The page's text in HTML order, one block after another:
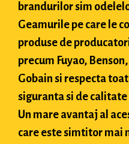
brandurilor sim
Geamurile pe care le
produse de
precum Fuyao,
Gobain si respecta
siguranta si de
Un mare avantaj al
care este simtitor mai